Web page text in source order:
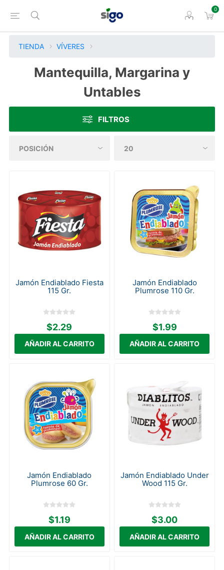
0
TIENDA VÍVERES
Mantequilla, Margarina y
Untables
FILTROS
Jamón Endiablado Fiesta
115 Gr.
$2.29
Jamón Endiablado
Plumrose 110 Gr.
$1.99
Jamón Endiablado
Plumrose 60 Gr.
$1.19
Jamón Endiablado Under
Wood 115 Gr.
$3.00